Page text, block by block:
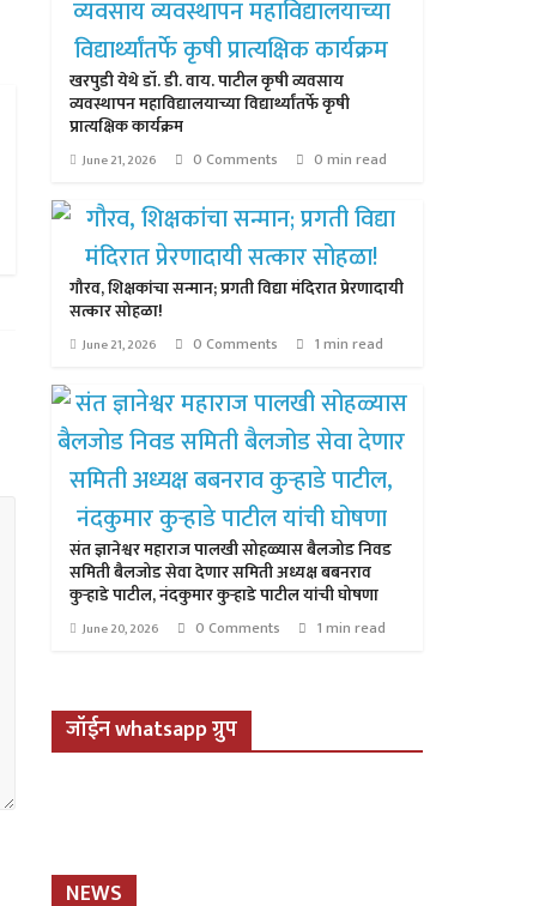
खरपुडी येथे डॉ. डी. वाय. पाटील कृषी व्यवसाय
व्यवस्थापन महाविद्यालयाच्या विद्यार्थ्यांतर्फे कृषी
प्रात्यक्षिक कार्यक्रम
June 21, 2026 0 Comments 0 min read
गौरव, शिक्षकांचा सन्मान; प्रगती विद्या मंदिरात प्रेरणादायी
सत्कार सोहळा!
June 21, 2026 0 Comments 1 min read
संत ज्ञानेश्वर महाराज पालखी सोहळ्यास बैलजोड निवड
समिती बैलजोड सेवा देणार समिती अध्यक्ष बबनराव
कुऱ्हाडे पाटील, नंदकुमार कुऱ्हाडे पाटील यांची घोषणा
June 20, 2026 0 Comments 1 min read
जॉईन whatsapp ग्रुप
NEWS